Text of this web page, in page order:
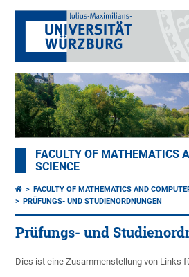
FACULTY OF MATHEMATICS
SCIENCE
FACULTY OF MATHEMATICS AND
PRÜFUNGS- UND STUDIENORDNUNGEN
Prüfungs- und
Dies ist eine Zusammenstellung von Links